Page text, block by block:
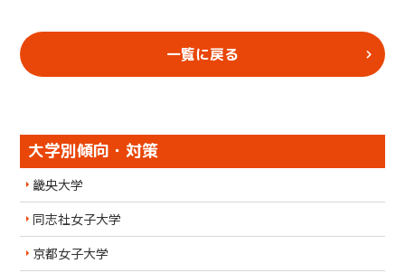
一覧に戻る
大学別傾向・対策
畿央大学
同志社女子大学
京都女子大学